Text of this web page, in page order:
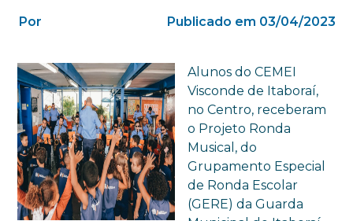
Por Publicado em 03/04/2023
Alunos do CEMEI
Visconde de Itaboraí,
no Centro, receberam
o Projeto Ronda
Musical, do
Grupamento Especial
de Ronda Escolar
(GERE) da Guarda